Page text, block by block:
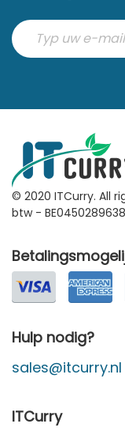
© 2020 ITCurry. All
btw - BE0450289638
Hulp nodig?
sales@itcurry.nl
ITCurry